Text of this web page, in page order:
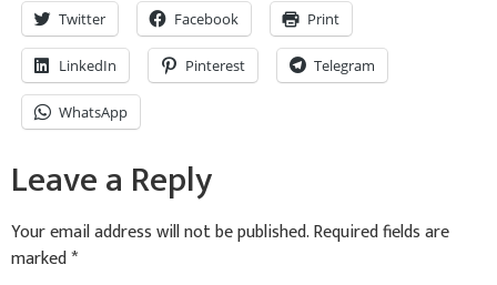
Twitter Facebook Print
LinkedIn Pinterest Telegram
WhatsApp
Leave a Reply
Your email address will not be published.Required fields are
marked*